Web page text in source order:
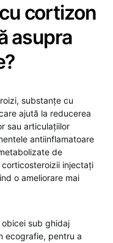
cortizon
asupra
substanțe cu
ajută la reducerea
sau articulațiilor
antiinflamatoare
de
injectați
o ameliorare mai
sub ghidaj
ecografie, pentru a